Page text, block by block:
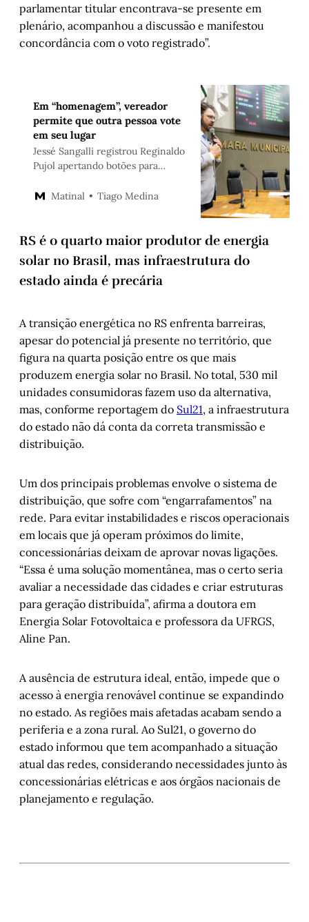
parlamentar titular encontrava-se presente em
plenário, acompanhou a discussão e manifestou
concordância com o voto registrado”.
Em “homenagem”, vereador
permite que outra pessoa vote
em seu lugar
Jessé Sangalli registrou Reginaldo
Pujol apertando botões para
LUOSMatinal Tiago Medina
RS é o quarto maior produtor de energia
solar no Brasil, mas infraestrutura do
estado ainda é precária
A transição energética no RS enfrenta barreiras,
apesar do potencial já presente no território, que
figura na quarta posição entre os que mais
produzem energia solar no Brasil. No total, 530 mil
unidades consumidoras fazem uso da alternativa,
mas, conforme reportagem do Sul21, a infraestrutura
do estado não dá conta da correta transmissão e
distribuição.
Um dos principais problemas envolve o sistema de
distribuição, que sofre com “engarrafamentos” na
rede. Para evitar instabilidades e riscos operacionais
em locais que já operam próximos do limite,
concessionárias deixam de aprovar novas ligações.
“Essa é uma solução momentânea, mas o certo seria
avaliar a necessidade das cidades e criar estruturas
para geração distribuída”, afirma a doutora em
Energia Solar Fotovoltaica e professora da UFRGS,
Aline Pan.
A ausência de estrutura ideal, então, impede que o
acesso à energia renovável continue se expandindo
no estado. As regiões mais afetadas acabam sendo a
periferia e a zona rural. Ao Sul21, o governo do
estado informou que tem acompanhado a situação
atual das redes, considerando necessidades junto às
concessionárias elétricas e aos órgãos nacionais de
planejamento e regulação.